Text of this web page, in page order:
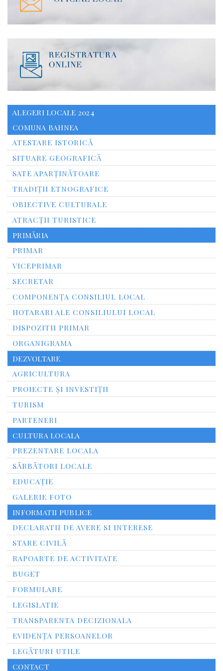
ALEGERI LOCALE 2024
COMUNA BAHNEA
ATESTARE ISTORICĂ
SITUARE GEOGRAFICĂ
SATE APARȚINĂTOARE
TRADIȚII ETNOGRAFICE
OBIECTIVE CULTURALE
ATRACȚII TURISTICE
PRIMĂRIA
PRIMAR
VICEPRIMAR
SECRETAR
COMPONENȚA CONSILIUL LOCAL
HOTARARI ALE CONSILIULUI LOCAL
DISPOZITII PRIMAR
ORGANIGRAMA
DEZVOLTARE
AGRICULTURA
PROIECTE ȘI INVESTIȚII
TURISM
PARTENERI
CULTURA LOCALA
PREZENTARE LOCALA
SĂRBĂTORI LOCALE
EDUCAȚIE
GALERIE FOTO
INFORMATII PUBLICE
DECLARATII DE AVERE SI INTERESE
STARE CIVILĂ
RAPOARTE DE ACTIVITATE
BUGET
FORMULARE
LEGISLATIE
TRANSPARENTA DECIZIONALA
EVIDENȚA PERSOANELOR
LEGĂTURI UTILE
CONTACT